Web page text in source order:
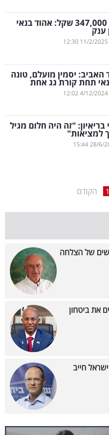
שיר אחד, 347,000 שקל: אהוד בנאי
ענק
11/2/2025
12:30
האביב: יסמין מועלם, טונה
תחת קורת גג אחת
4/12/2024
12:02
בריאיון: "זה היה חלום מגיל
למציאות"
28/6/
15:44
הקודם 1
של הצלחה
את ביטחון
חייב